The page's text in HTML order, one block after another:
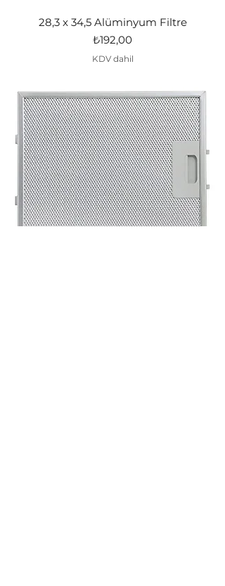
28,3 x 34,5 Alüminyum Filtre
Fiyat
₺192,00
KDV dahil